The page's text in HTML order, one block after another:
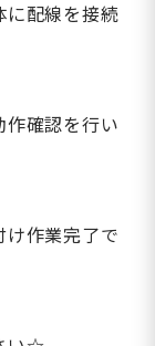
に配線を接続
作確認を行い
け作業完了で